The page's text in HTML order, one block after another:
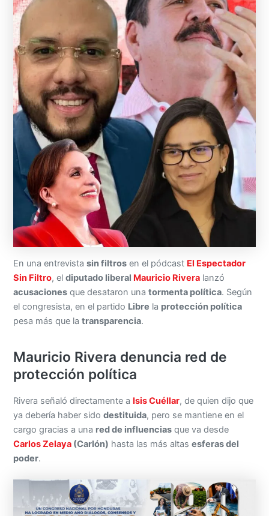
En una entrevistasin filtros en el pódcast El Espectador
Sin Filtro, eldiputado liberal Mauricio Rivera lanzó
acusaciones que desataron unatormenta política. Según
el congresista, en el partido Libre la protección política
pesa más que latransparencia.
Mauricio Rivera denuncia red de
protección política
Rivera señaló directamente a Isis Cuéllar, de quien dijo que
ya debería haber sidodestituida, pero se mantiene en el
cargo gracias a una red de influencias que va desde
Carlos Zelaya (Carlón) hasta las más altasesferas del
poder.